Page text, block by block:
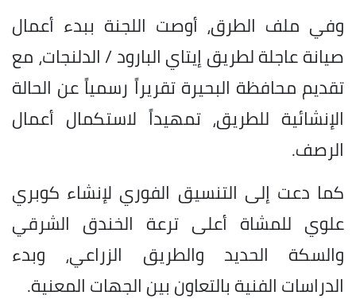
وفي ملف الطرق، أوصت اللجنة ببدء أعمال
صيانة عاجلة لطريق إيتاي البارود / الدلنجات، مع
تقديم محافظة البحيرة تقريراً رسمياً عن الحالة
الإنشائية للطريق، تمهيداً لاستكمال أعمال
الرصف.
كما دعت إلى التنسيق الفوري لإنشاء كوبري
علوي للمشاة أعلى ترعة الخندق الشرقي
والسكة الحديد والطريق الزراعي، وبدء
الدراسات الفنية بالتعاون بين الجهات المعنية.